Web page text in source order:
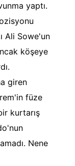
yaptı.
Ali Sowe'un
köşeye
giren
füze
kurtarış
Nene